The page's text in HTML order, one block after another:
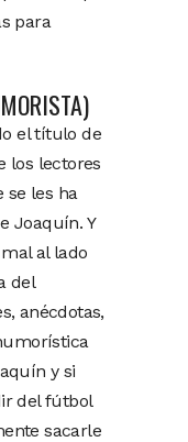
para
el título de
los lectores
se les ha
Joaquín. Y
al lado
del
anécdotas,
y si
del fútbol
sacarle